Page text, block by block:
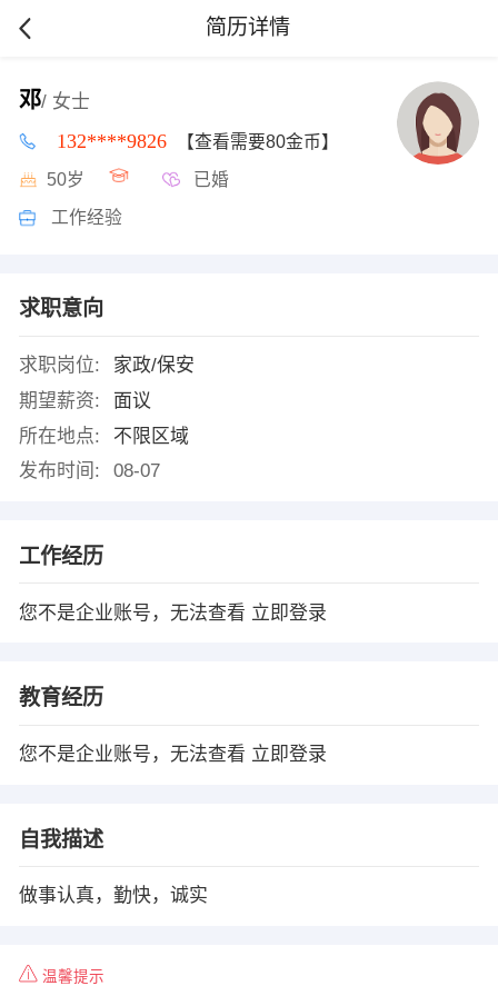
简历详情
邓/ 女士
132****9826 【查看需要80金币】
50岁 已婚
工作经验
求职意向
求职岗位:
家政/保安
期望薪资:
面议
所在地点:
不限区域
发布时间:
08-07
工作经历
您不是企业账号，无法查看 立即登录
教育经历
您不是企业账号，无法查看 立即登录
自我描述
做事认真，勤快，诚实
温馨提示